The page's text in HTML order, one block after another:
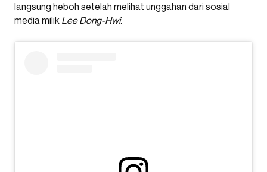
langsung heboh setelah melihat unggahan dari sosial
media milik Lee Dong-Hwi.